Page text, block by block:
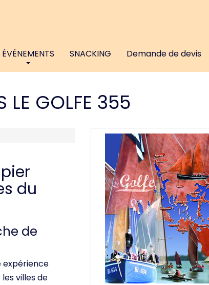
ÉVÉNEMENTS SNACKING Demande de devis
LE GOLFE 355
du
de
expérience
villes de